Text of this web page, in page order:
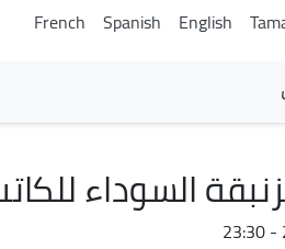
English
Spanish
French
السوداء